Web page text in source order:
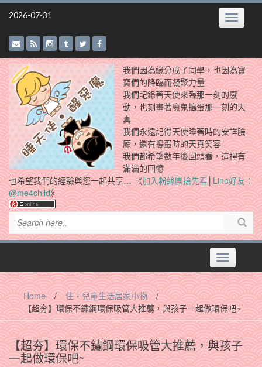
Skip
2026-07-31 Toggle
我們因為緣分成了同學，也因為寶
寶們的降臨而凝聚力量
我們記錄著天使來臨那一刻的感
動，也刻畫著魔鬼搗蛋那一刻的天
真
我們永遠記得天使睡著時的安詳臉
龐，還有搗蛋時的天真笑容
我們都希望數年後回頭看，這裡有
滿滿的回憶
也希望我們的經驗與您一起共享… 《加入粉絲團搶先看│Line好友：
@me4child》
Toggle
navigation
Home / 住‧兒童生活居家小物
/
【超夯】環保不鏽鋼環保吸管大推薦，與孩子一起做環保吧~
【超夯】環保不鏽鋼環保吸管大推薦，與孩子
一起做環保吧~